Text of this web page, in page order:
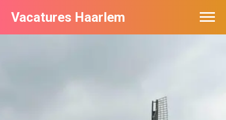
Vacatures Haarlem
Vacatures per bedrijf in Haarlem